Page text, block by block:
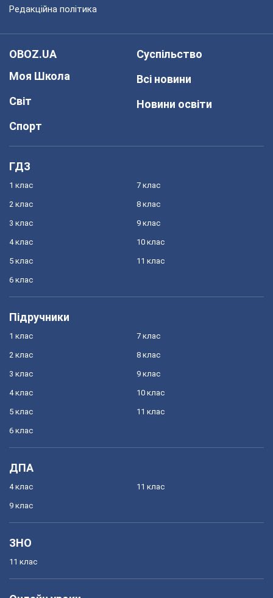
Редакційна політика
OBOZ.UA
Моя Школа
Світ
Спорт
Суспільство
Всі новини
Новини освіти
ГДЗ
1 клас
2 клас
3 клас
4 клас
5 клас
6 клас
7 клас
8 клас
9 клас
10 клас
11 клас
Підручники
1 клас
2 клас
3 клас
4 клас
5 клас
6 клас
7 клас
8 клас
9 клас
10 клас
11 клас
ДПА
4 клас
9 клас
11 клас
ЗНО
11 клас